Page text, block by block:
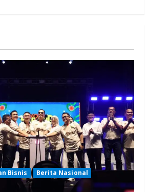
Bisnis
Berita Nasional